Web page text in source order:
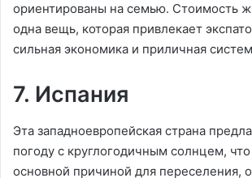
ориентированы на семью. Стоимость
одна вещь, которая привлекает
сильная экономика и приличная
7. Испания
Эта западноевропейская страна
погоду с круглогодичным солнцем, что
основной причиной для переселения,